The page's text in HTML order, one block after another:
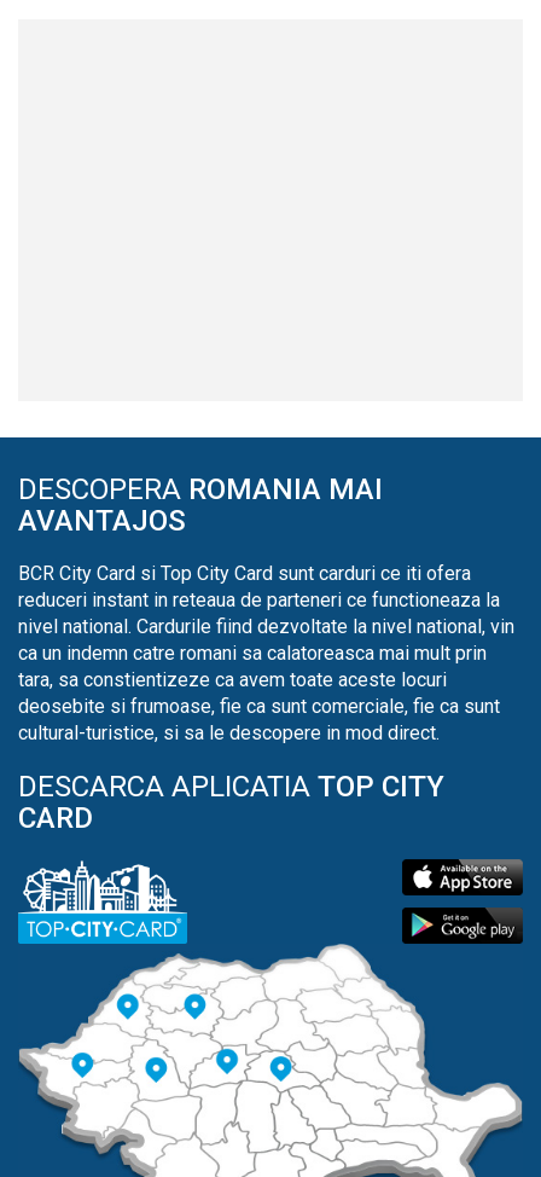
DESCOPERA ROMANIA MAI
AVANTAJOS
BCR City Card si Top City Card sunt carduri ce iti ofera
reduceri instant in reteaua de parteneri ce functioneaza la
nivel national. Cardurile fiind dezvoltate la nivel national, vin
ca un indemn catre romani sa calatoreasca mai mult prin
tara, sa constientizeze ca avem toate aceste locuri
deosebite si frumoase, fie ca sunt comerciale, fie ca sunt
cultural-turistice, si sa le descopere in mod direct.
DESCARCA APLICATIA TOP CITY
CARD